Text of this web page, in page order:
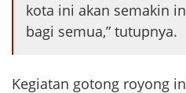
kota ini akan semakin
bagi semua,” tutupnya.
Kegiatan gotong royong